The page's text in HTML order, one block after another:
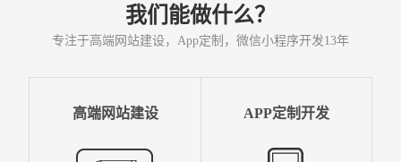
我们能做什么？
专注于高端网站建设，App定制，微信小程序开发13年
高端网站建设 APP定制开发